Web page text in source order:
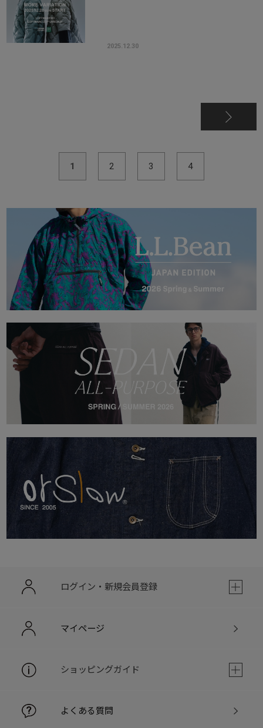
2025.12.30
1 2 3 4
ログイン・新規会員登録
マイページ
ショッピングガイド
よくある質問